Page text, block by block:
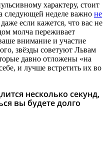
характеру, стоит
следующей неделе важно не
если кажется, что вас не
молча переживает
внимание и участие
звёзды советуют Львам
давно отложены «на
и лучше встретить их во
несколько секунд,
вы будете долго